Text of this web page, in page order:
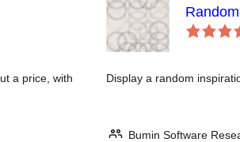
a price, with
Display a random
Bumin Software